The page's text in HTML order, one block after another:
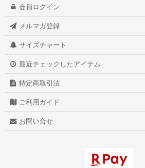
会員ログイン
メルマガ登録
サイズチャート
最近チェックしたアイテム
特定商取引法
ご利用ガイド
お問い合せ